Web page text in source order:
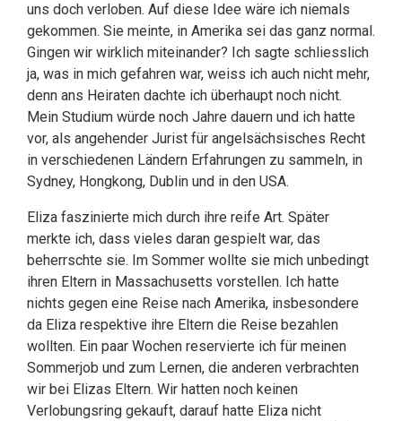
uns doch verloben. Auf diese Idee wäre ich niemals
gekommen. Sie meinte, in Amerika sei das ganz normal.
Gingen wir wirklich miteinander? Ich sagte schliesslich
ja, was in mich gefahren war, weiss ich auch nicht mehr,
denn ans Heiraten dachte ich überhaupt noch nicht.
Mein Studium würde noch Jahre dauern und ich hatte
vor, als angehender Jurist für angelsächsisches Recht
in verschiedenen Ländern Erfahrungen zu sammeln, in
Sydney, Hongkong, Dublin und in den USA.
Eliza faszinierte mich durch ihre reife Art. Später
merkte ich, dass vieles daran gespielt war, das
beherrschte sie. Im Sommer wollte sie mich unbedingt
ihren Eltern in Massachusetts vorstellen. Ich hatte
nichts gegen eine Reise nach Amerika, insbesondere
da Eliza respektive ihre Eltern die Reise bezahlen
wollten. Ein paar Wochen reservierte ich für meinen
Sommerjob und zum Lernen, die anderen verbrachten
wir bei Elizas Eltern. Wir hatten noch keinen
Verlobungsring gekauft, darauf hatte Eliza nicht